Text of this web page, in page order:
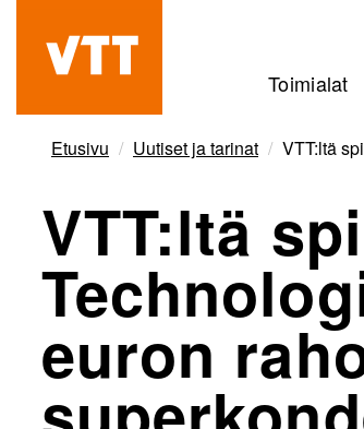
pääsisältöön
Beyond
the
obvious
Toimialat
Etusivu Uutiset ja tarinat VTT:ltä
VTT:ltä
euron